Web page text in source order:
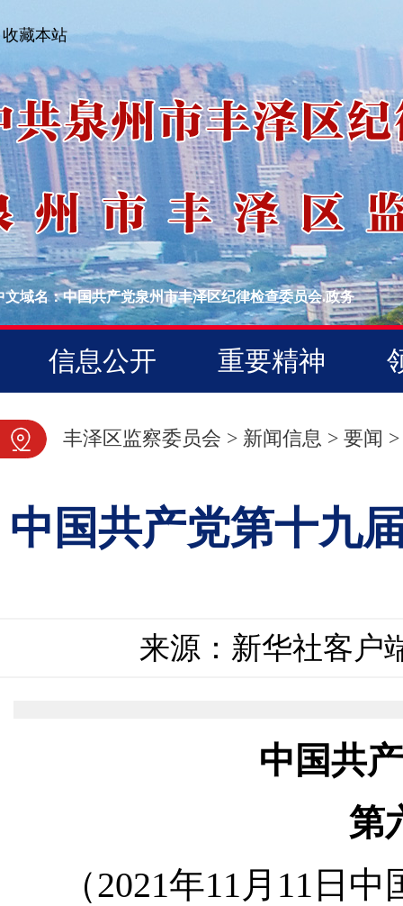
收藏本站
文域名：中国共产党泉州市丰泽区纪律检查委员会.政务
信息公开 重要精神
图片新闻
丰泽区监察委员会 > 新闻信息 > 要闻 >
中国共产党第十九
来源：新华社客户
中国共
第
（2021年11月11日